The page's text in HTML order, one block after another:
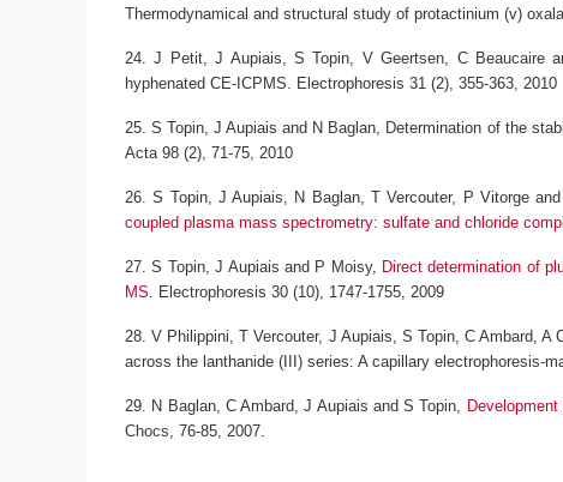
Thermodynamical and structural study of protactinium (v)
J Petit, J Aupiais, S Topin, V Geertsen, C Beaucaire
hyphenated CE‐ICPMS. Electrophoresis 31 (2), 355-363, 2010
S Topin, J Aupiais and N Baglan, Determination of the
Acta 98 (2), 71-75, 2010
S Topin, J Aupiais, N Baglan, T Vercouter, P Vitorge
coupled plasma mass spectrometry: sulfate and chloride
S Topin, J Aupiais and P Moisy, Direct determination of
MS. Electrophoresis 30 (10), 1747-1755, 2009
V Philippini, T Vercouter, J Aupiais, S Topin, C Ambard, A
across the lanthanide (III) series: A capillary
N Baglan, C Ambard, J Aupiais and S Topin,
Chocs, 76-85, 2007.